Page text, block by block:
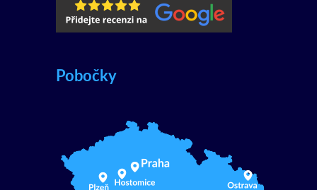
Pobočky